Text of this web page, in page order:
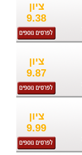
ציון
9.38
ציון
9.87
ציון
9.99